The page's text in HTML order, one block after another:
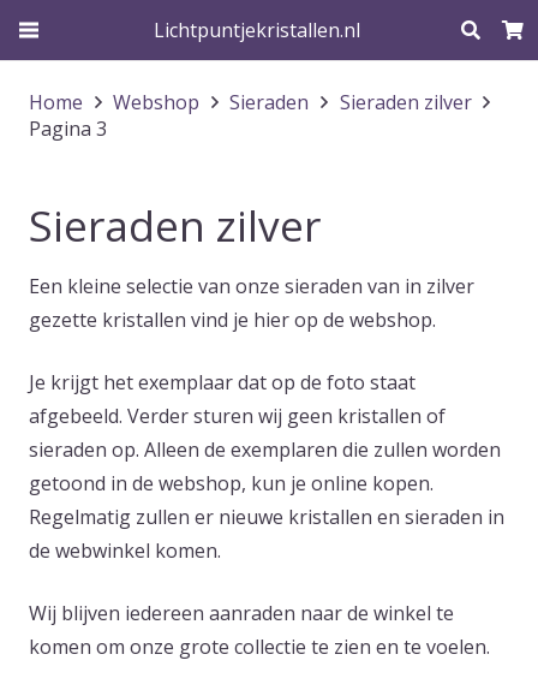
Lichtpuntjekristallen.nl
Home Webshop Sieraden
Sieraden zilver
Pagina 3
Sieraden zilver
Een kleine selectie van onze sieraden van in zilver
gezette kristallen vind je hier op de webshop.
Je krijgt het exemplaar dat op de foto staat
afgebeeld. Verder sturen wij geen kristallen of
sieraden op. Alleen de exemplaren die zullen worden
getoond in de webshop, kun je online kopen.
Regelmatig zullen er nieuwe kristallen en sieraden in
de webwinkel komen.
Wij blijven iedereen aanraden naar de winkel te
komen om onze grote collectie te zien en te voelen.